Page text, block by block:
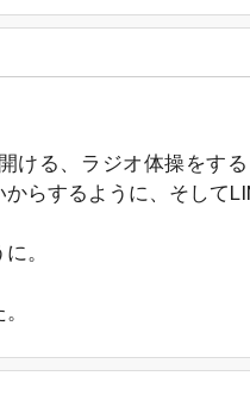
ける、ラジオ体操をす
らするように、そして
。